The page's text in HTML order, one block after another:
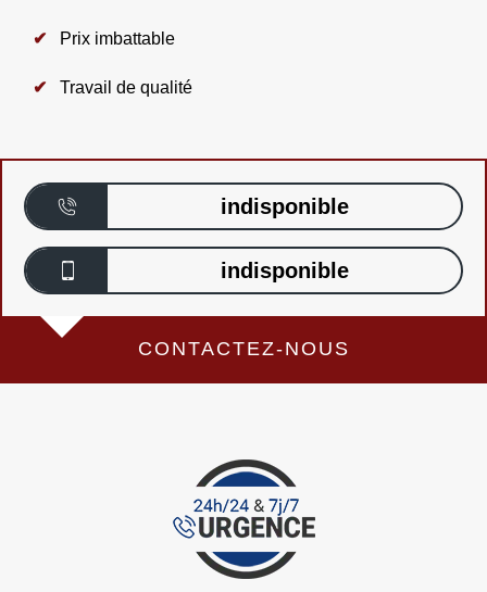
Prix imbattable
Travail de qualité
indisponible
indisponible
CONTACTEZ-NOUS